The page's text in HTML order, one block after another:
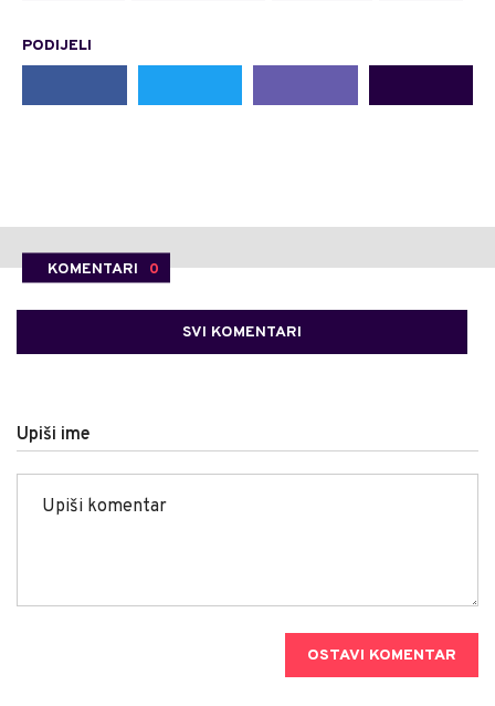
PODIJELI
KOMENTARI 0
SVI KOMENTARI
Upiši ime
OSTAVI KOMENTAR